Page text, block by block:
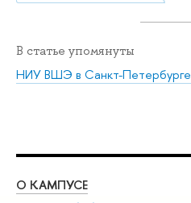
В статье упомянуты
НИУ ВШЭ в Санкт-Петербурге
О КАМПУСЕ